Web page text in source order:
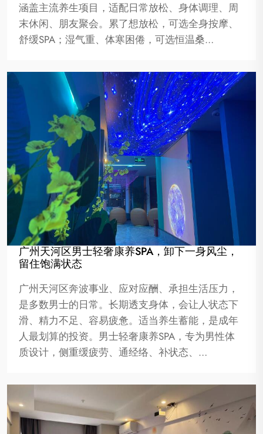
涵盖主流养生项目，适配日常放松、身体调理、周
末休闲、朋友聚会。累了想放松，可选全身按摩、
舒缓SPA；湿气重、体寒困倦，可选恒温桑…
广州天河区男士轻奢康养SPA，卸下一身风尘，
留住饱满状态
广州天河区奔波事业、应对应酬、承担生活压力，
是多数男士的日常。长期透支身体，会让人状态下
滑、精力不足、容易疲惫。适当养生蓄能，是成年
人最划算的投资。男士轻奢康养SPA，专为男性体
质设计，侧重缓疲劳、通经络、补状态、…